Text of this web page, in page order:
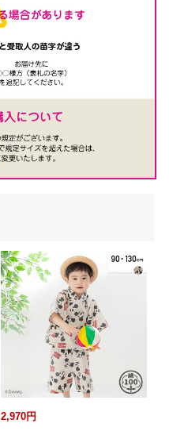
2,970円